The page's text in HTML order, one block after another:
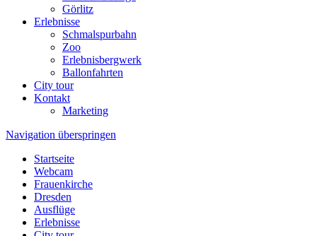
Görlitz
Erlebnisse
Schmalspurbahn
Zoo
Erlebnisbergwerk
Ballonfahrten
City tour
Kontakt
Marketing
Navigation überspringen
Startseite
Webcam
Frauenkirche
Dresden
Ausflüge
Erlebnisse